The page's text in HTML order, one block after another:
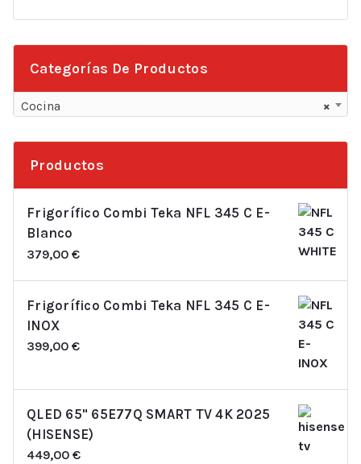
Categorías De Productos
×
Cocina
Productos
Frigorífico Combi Teka NFL 345 C E-
Blanco
379,00 €
Frigorífico Combi Teka NFL 345 C E-
INOX
399,00 €
QLED 65" 65E77Q SMART TV 4K 2025
(HISENSE)
449,00 €